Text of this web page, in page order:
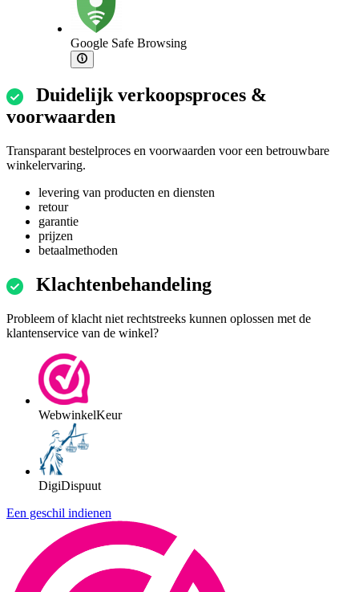
Google Safe Browsing
Duidelijk verkoopsproces &
voorwaarden
Transparant bestelproces en voorwaarden voor een betrouwbare
winkelervaring.
levering van producten en diensten
retour
garantie
prijzen
betaalmethoden
Klachtenbehandeling
Probleem of klacht niet rechtstreeks kunnen oplossen met de
klantenservice van de winkel?
WebwinkelKeur
DigiDispuut
Een geschil indienen